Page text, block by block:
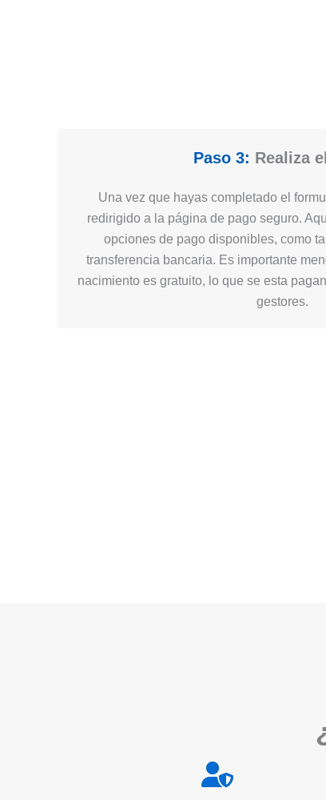
Paso 3: Realiza
Una vez que hayas completado el
redirigido a la página de pago seguro.
opciones de pago disponibles, como
transferencia bancaria. Es importante
nacimiento es gratuito, lo que se esta
gestores.